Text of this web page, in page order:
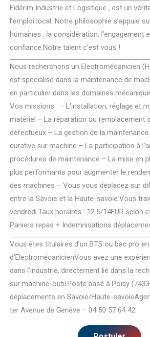
Fidérim Industrie et Logistique , est un
l’emploi local. Notre philosophie s’appuie
humaines : la considération, l’engagement
confiance.Notre talent c’est vous !
Nous recherchons un Electromécanicien
est spécialisé dans la maintenance de
en particulier dans les domaines
Vos missions : – L’installation, réglage et
matériel – La réparation ou remplacement
défectueux – La gestion de la
curative sur machine – La participation à
procédures de maintenance – La mise en
plus performants pour augmenter le
des machines – Vous vous déplacez sur
entre la Savoie et la Haute-savoie.Vous
vendredi.Taux horaires : 12.5/14EUR selon
Paniers repas + Indemnisations
Vous êtes titulaires d’un BTS ou bac pro
d’ElectromécanicienVous avez une
dans l’industrie, directement lié dans la
sur machine-outil.Poste basé à Poisy
déplacements en Savoie/Haute-
ter Avenue de Genève – 04 50 57 64 42